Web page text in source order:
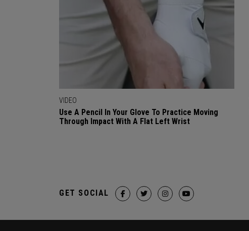
VIDEO
Use A Pencil In Your Glove To Practice Moving
Through Impact With A Flat Left Wrist
GET SOCIAL